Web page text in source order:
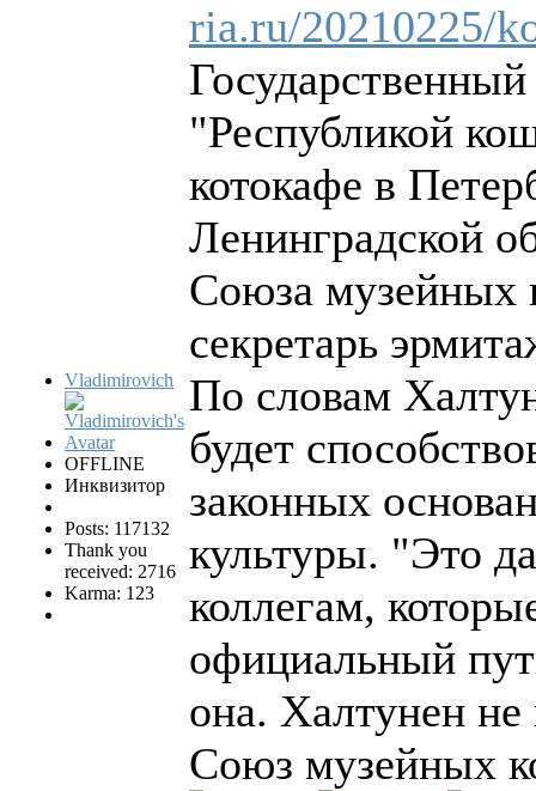
Vladimirovich
OFFLINE
Инквизитор
Posts: 117132
Thank you
received: 2716
Karma: 123
ria.ru/20210225/
"Республикой
котокафе в
Ленинградской
Союза музейных
секретарь
По словам
будет
законных
культуры. "Это
коллегам,
официальный
она. Халтунен не
Союз музейных